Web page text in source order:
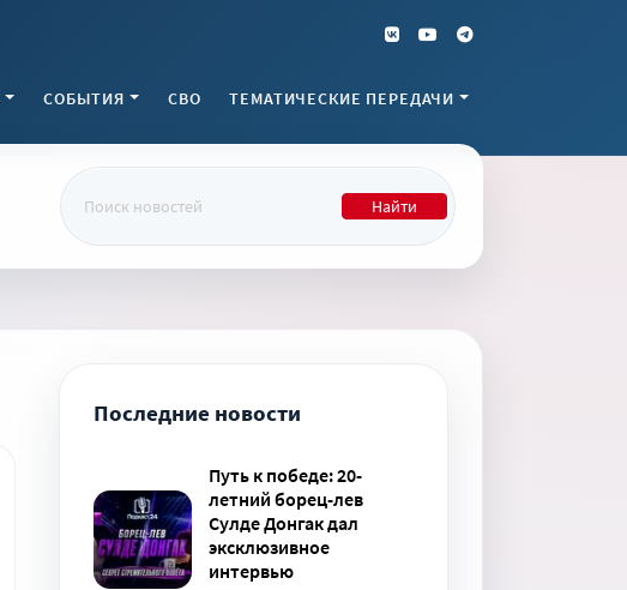
СОБЫТИЯ СВО ТЕМАТИЧЕСКИЕ ПЕРЕДАЧИ
Найти
Последние новости
Путь к победе: 20-
летний борец-лев
Сулде Донгак дал
эксклюзивное
интервью